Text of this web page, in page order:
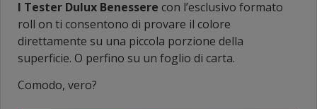
I Tester Dulux Benessere con l’esclusivo formato
roll on ti consentono di provare il colore
direttamente su una piccola porzione della
superficie. O perfino su un foglio di carta.
Comodo, vero?